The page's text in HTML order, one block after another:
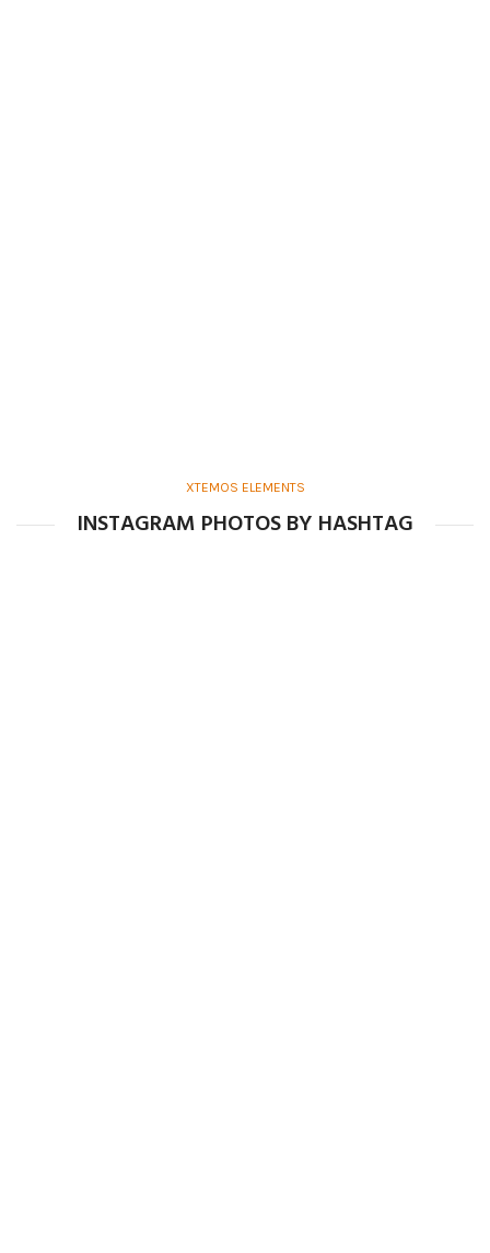
XTEMOS ELEMENTS
INSTAGRAM PHOTOS BY HASHTAG